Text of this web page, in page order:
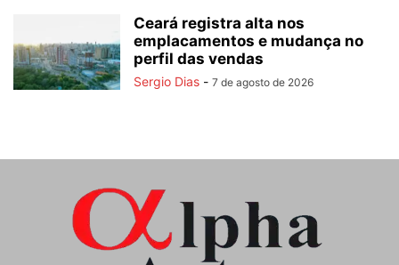
Ceará registra alta nos
emplacamentos e mudança no
perfil das vendas
Sergio Dias - 7 de agosto de 2026